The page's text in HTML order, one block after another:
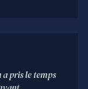
pris le temps